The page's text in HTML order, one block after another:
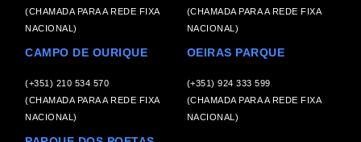
(CHAMADA PARA A REDE FIXA
NACIONAL)
(CHAMADA PARA A REDE FIXA
NACIONAL)
CAMPO DE OURIQUE
(+351) 210 534 570
(CHAMADA PARA A REDE FIXA
NACIONAL)
OEIRAS PARQUE
(+351) 924 333 599
(CHAMADA PARA A REDE FIXA
NACIONAL)